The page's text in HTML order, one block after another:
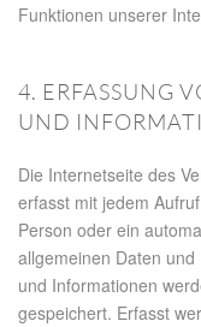
Funktionen unserer
4. ERFASSUNG
UND
Die Internetseite des
erfasst mit jedem
Person oder ein
allgemeinen Daten
und Informationen
gespeichert. Erfasst